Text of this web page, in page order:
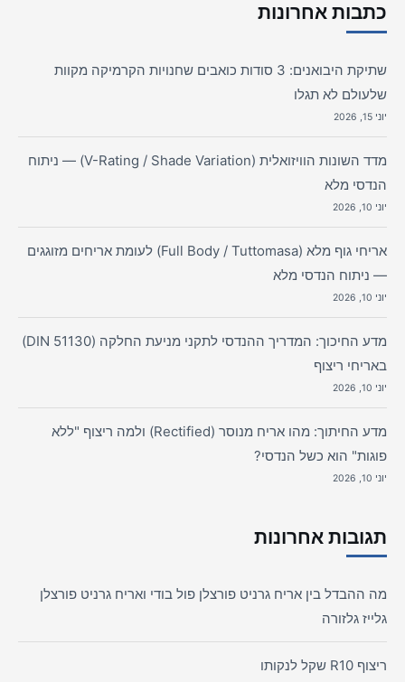
כתבות אחרונות
שתיקת היבואנים: 3 סודות כואבים שחנויות הקרמיקה מקוות
שלעולם לא תגלו
יוני 15, 2026
מדד השונות הוויזואלית (V-Rating / Shade Variation) — ניתוח
הנדסי מלא
יוני 10, 2026
אריחי גוף מלא (Full Body / Tuttomasa) לעומת אריחים מזוגגים
— ניתוח הנדסי מלא
יוני 10, 2026
מדע החיכוך: המדריך ההנדסי לתקני מניעת החלקה (DIN 51130)
באריחי ריצוף
יוני 10, 2026
מדע החיתוך: מהו אריח מנוסר (Rectified) ולמה ריצוף "ללא
פוגות" הוא כשל הנדסי?
יוני 10, 2026
תגובות אחרונות
מה ההבדל בין אריח גרניט פורצלן פול בודי ואריח גרניט פורצלן
גלייז גלזורה
ריצוף R10 שקל לנקותו